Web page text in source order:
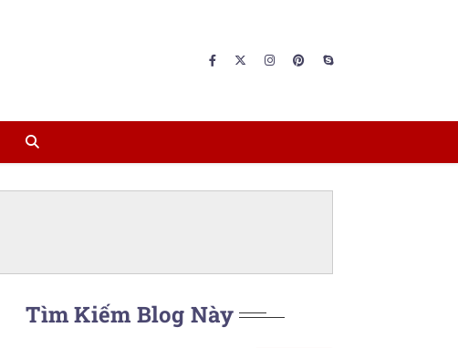
Tìm Kiếm Blog Này